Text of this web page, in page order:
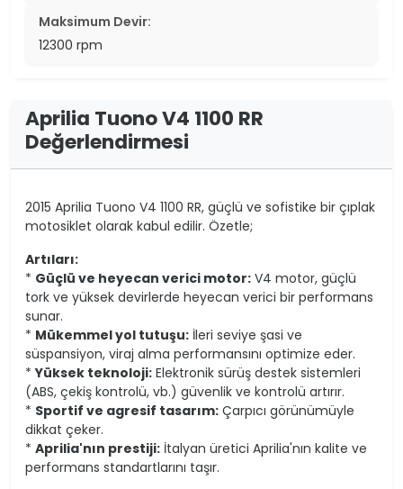
Maksimum Devir:
12300 rpm
Aprilia Tuono V4 1100 RR
Değerlendirmesi
2015 Aprilia Tuono V4 1100 RR, güçlü ve sofistike bir çıplak
motosiklet olarak kabul edilir. Özetle;
Artıları:
* Güçlü ve heyecan verici motor: V4 motor, güçlü
tork ve yüksek devirlerde heyecan verici bir performans
sunar.
* Mükemmel yol tutuşu: İleri seviye şasi ve
süspansiyon, viraj alma performansını optimize eder.
*Yüksek teknoloji: Elektronik sürüş destek sistemleri
(ABS, çekiş kontrolü, vb.) güvenlik ve kontrolü artırır.
* Sportif ve agresif tasarım: Çarpıcı görünümüyle
dikkat çeker.
* Aprilia'nın prestiji: İtalyan üretici Aprilia'nın kalite ve
performans standartlarını taşır.